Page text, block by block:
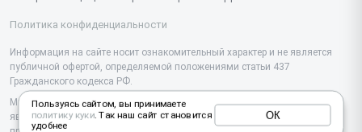
Studio Display
Vision Pro
Политика конфиденциальности
Информация на сайте носит ознакомительный характер и не является
публичной офертой, определяемой положениями статьи 437
Гражданского кодекса РФ.
Мы специализируемся на обслуживании и ремонте техники Apple, но не
являемся их официальным представителем. Предоставляем
Пользуясь сайтом, вы принимаете
политику куки. Так наш сайт становится
удобнее
ОК